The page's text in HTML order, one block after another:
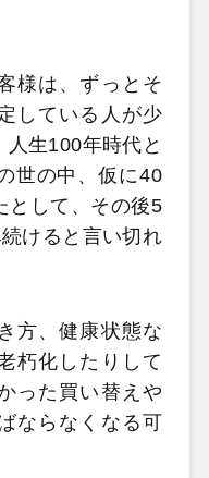
様は、ずっとそ
している人が少
生100年時代と
世の中、仮に40
として、その後5
けると言い切れ
方、健康状態な
朽化したりして
った買い替えや
ならなくなる可